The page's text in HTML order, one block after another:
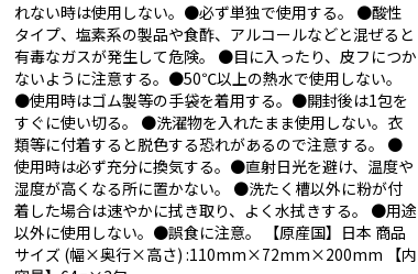
れない時は使用しない。●必ず単独で使用する。 ●酸性
タイプ、塩素系の製品や食酢、アルコールなどと混ぜると
有毒なガスが発生して危険。 ●目に入ったり、皮フにつか
ないように注意する。●50℃以上の熱水で使用しない。
●使用時はゴム製等の手袋を着用する。●開封後は1包を
すぐに使い切る。 ●洗濯物を入れたまま使用しない。衣
類等に付着すると脱色する恐れがあるので注意する。 ●
使用時は必ず充分に換気する。●直射日光を避け、温度や
湿度が高くなる所に置かない。 ●洗たく槽以外に粉が付
着した場合は速やかに拭き取り、よく水拭きする。 ●用途
以外に使用しない。●誤食に注意。 【原産国】日本 商品
サイズ (幅×奥行×高さ) :110mm×72mm×200mm 【内